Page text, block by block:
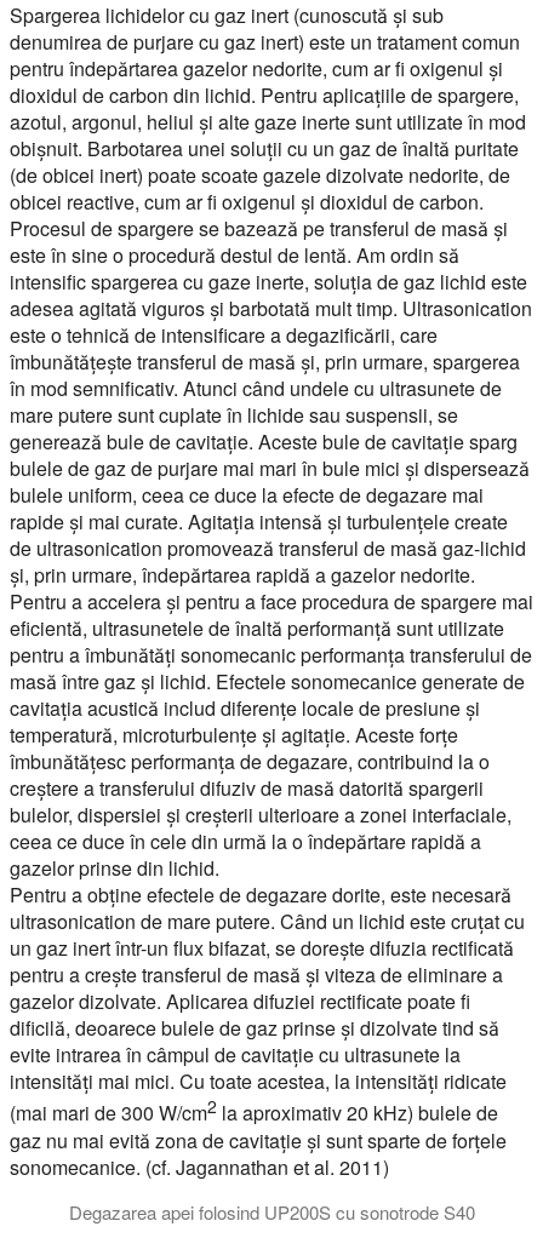
Spargerea lichidelor cu gaz inert (cunoscută și sub
denumirea de purjare cu gaz inert) este un tratament comun
pentru îndepărtarea gazelor nedorite, cum ar fi oxigenul și
dioxidul de carbon din lichid. Pentru aplicațiile de spargere,
azotul, argonul, heliul și alte gaze inerte sunt utilizate în mod
obișnuit. Barbotarea unei soluții cu un gaz de înaltă puritate
(de obicei inert) poate scoate gazele dizolvate nedorite, de
obicei reactive, cum ar fi oxigenul și dioxidul de carbon.
Procesul de spargere se bazează pe transferul de masă și
este în sine o procedură destul de lentă. Am ordin să
intensific spargerea cu gaze inerte, soluția de gaz lichid este
adesea agitată viguros și barbotată mult timp. Ultrasonication
este o tehnică de intensificare a degazificării, care
îmbunătățește transferul de masă și, prin urmare, spargerea
în mod semnificativ. Atunci când undele cu ultrasunete de
mare putere sunt cuplate în lichide sau suspensii, se
generează bule de cavitație. Aceste bule de cavitație sparg
bulele de gaz de purjare mai mari în bule mici și dispersează
bulele uniform, ceea ce duce la efecte de degazare mai
rapide și mai curate. Agitația intensă și turbulențele create
de ultrasonication promovează transferul de masă gaz-lichid
și, prin urmare, îndepărtarea rapidă a gazelor nedorite.
Pentru a accelera și pentru a face procedura de spargere mai
eficientă, ultrasunetele de înaltă performanță sunt utilizate
pentru a îmbunătăți sonomecanic performanța transferului de
masă între gaz și lichid. Efectele sonomecanice generate de
cavitația acustică includ diferențe locale de presiune și
temperatură, microturbulențe și agitație. Aceste forțe
îmbunătățesc performanța de degazare, contribuind la o
creștere a transferului difuziv de masă datorită spargerii
bulelor, dispersiei și creșterii ulterioare a zonei interfaciale,
ceea ce duce în cele din urmă la o îndepărtare rapidă a
gazelor prinse din lichid.
Pentru a obține efectele de degazare dorite, este necesară
ultrasonication de mare putere. Când un lichid este cruțat cu
un gaz inert într-un flux bifazat, se dorește difuzia rectificată
pentru a crește transferul de masă și viteza de eliminare a
gazelor dizolvate. Aplicarea difuziei rectificate poate fi
dificilă, deoarece bulele de gaz prinse și dizolvate tind să
evite intrarea în câmpul de cavitație cu ultrasunete la
intensități mai mici. Cu toate acestea, la intensități ridicate
(mai mari de 300 W/cm2 la aproximativ 20 kHz) bulele de
gaz nu mai evită zona de cavitație și sunt sparte de forțele
sonomecanice. (cf. Jagannathan et al. 2011)
Degazarea apei folosind UP200S cu sonotrode S40